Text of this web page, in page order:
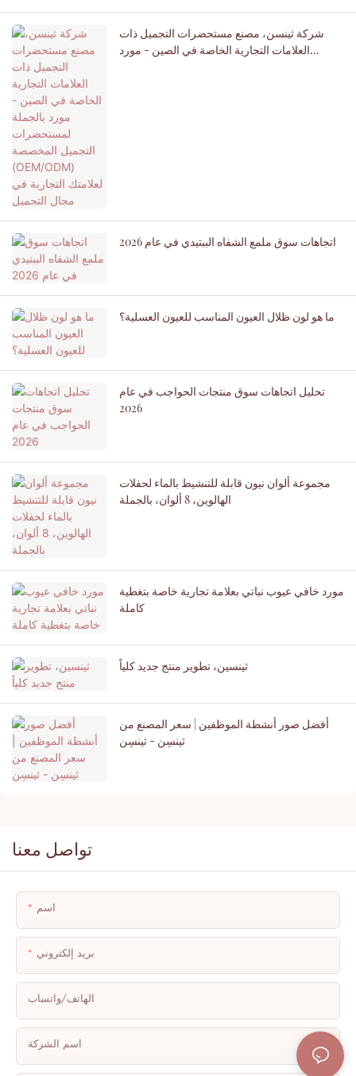
شركة ثينسن، مصنع مستحضرات التجميل ذات
العلامات التجارية الخاصة في الصين - مورد
اتجاهات سوق ملمع الشفاه الببتيدي في عام 2026
ما هو لون ظلال العيون المناسب للعيون العسلية؟
تحليل اتجاهات سوق منتجات الحواجب في عام
2026
مجموعة ألوان نيون قابلة للتنشيط بالماء لحفلات
الهالوين، 8 ألوان، بالجملة
مورد خافي عيوب نباتي بعلامة تجارية خاصة بتغطية
كاملة
ثينسين، تطوير منتج جديد كلياً
أفضل صور أنشطة الموظفين | سعر المصنع من
ثينسِن - ثينسِن
تواصل معنا
اسم
بريد إلكتروني
الهاتف/واتساب
اسم الشركة